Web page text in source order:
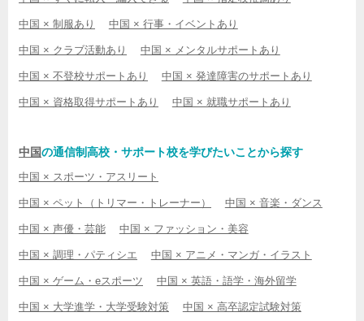
中国 × 制服あり 中国 × 行事・イベントあり
中国 × クラブ活動あり 中国 × メンタルサポートあり
中国 × 不登校サポートあり 中国 × 発達障害のサポートあり
中国 × 資格取得サポートあり 中国 × 就職サポートあり
中国の通信制高校・サポート校を学びたいことから探す
中国 × スポーツ・アスリート
中国 × ペット（トリマー・トレーナー） 中国 × 音楽・ダンス
中国 × 声優・芸能 中国 × ファッション・美容
中国 × 調理・パティシエ 中国 × アニメ・マンガ・イラスト
中国 × ゲーム・eスポーツ 中国 × 英語・語学・海外留学
中国 × 大学進学・大学受験対策 中国 × 高卒認定試験対策